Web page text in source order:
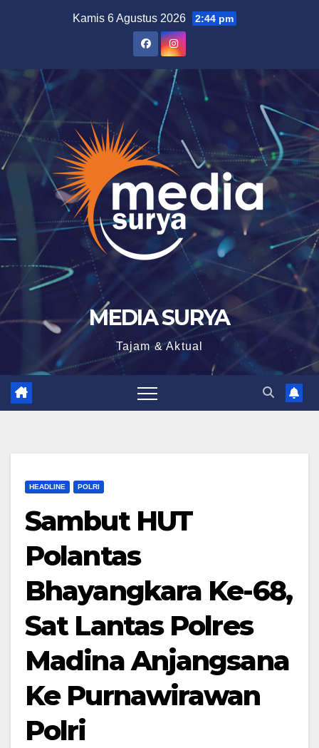
Kamis 6 Agustus 2026 2:44 pm
MEDIA SURYA
Tajam & Aktual
HEADLINE POLRI
Sambut HUT
Polantas
Bhayangkara Ke-68,
Sat Lantas Polres
Madina Anjangsana
Ke Purnawirawan
Polri